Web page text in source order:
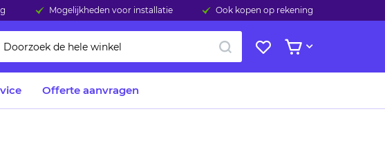
Mogelijkheden voor installatie Ook kopen op rekening
ZOEK
Mijn
verlanglijst
Bekijk
Offerte aanvragen